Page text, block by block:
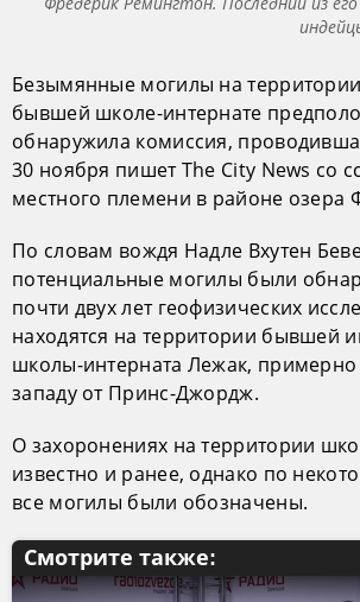
Безымянные могилы на
бывшей школе-интернате
обнаружила комиссия,
30 ноября пишет The City News со
местного племени в районе озера
По словам вождя Надле Вхутен
потенциальные могилы были
почти двух лет геофизических
находятся на территории бывшей
школы-интерната Лежак, примерно
западу от Принс-Джордж.
О захоронениях на территории
известно и ранее, однако по
все могилы были обозначены.
Смотрите также: